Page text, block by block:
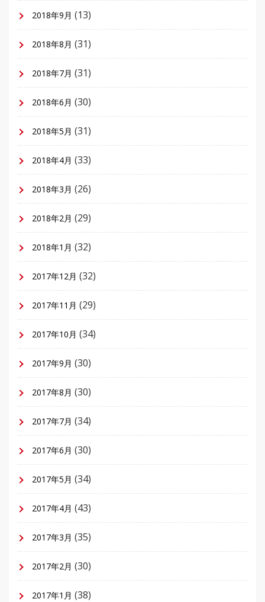
2018年9月 (13)
2018年8月 (31)
2018年7月 (31)
2018年6月 (30)
2018年5月 (31)
2018年4月 (33)
2018年3月 (26)
2018年2月 (29)
2018年1月 (32)
2017年12月 (32)
2017年11月 (29)
2017年10月 (34)
2017年9月 (30)
2017年8月 (30)
2017年7月 (34)
2017年6月 (30)
2017年5月 (34)
2017年4月 (43)
2017年3月 (35)
2017年2月 (30)
2017年1月 (38)